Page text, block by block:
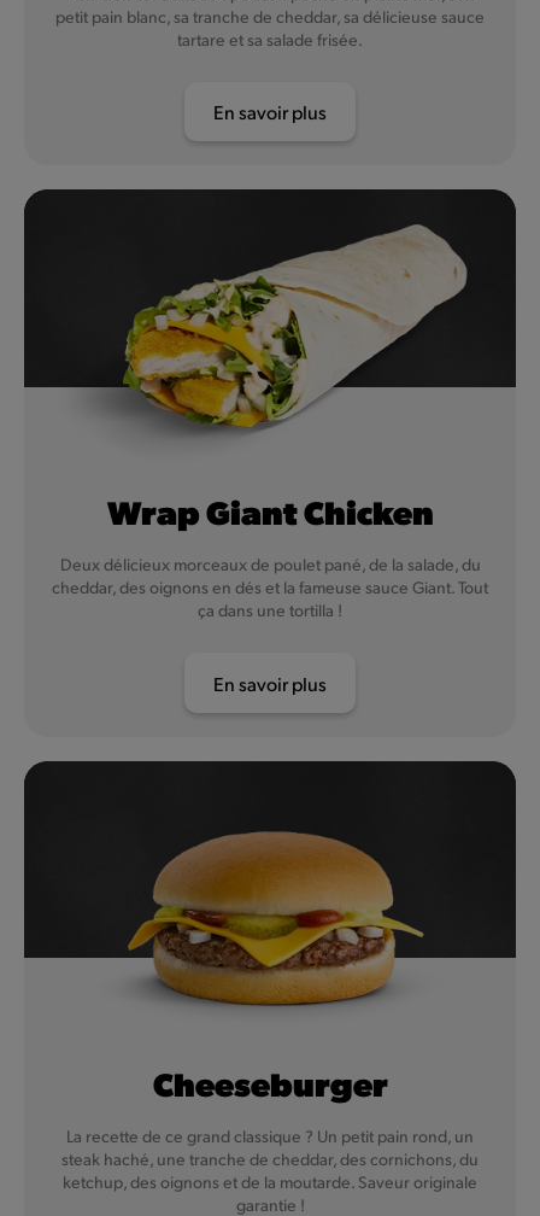
petit pain blanc, sa tranche de cheddar, sa délicieuse sauce
tartare et sa salade frisée.
En savoir plus
Wrap Giant Chicken
Deux délicieux morceaux de poulet pané, de la salade, du
cheddar, des oignons en dés et la fameuse sauce Giant. Tout
ça dans une tortilla !
En savoir plus
Cheeseburger
La recette de ce grand classique ? Un petit pain rond, un
steak haché, une tranche de cheddar, des cornichons, du
ketchup, des oignons et de la moutarde. Saveur originale
garantie !